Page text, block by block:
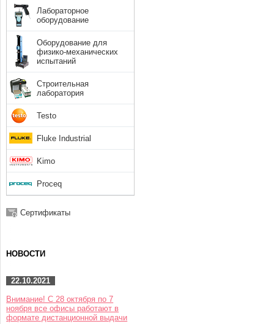
Лабораторное
оборудование
Оборудование для
физико-механических
испытаний
Строительная
лаборатория
Testo
Fluke Industrial
Kimo
Proceq
Сертификаты
НОВОСТИ
22.10.2021
Внимание! С 28 октября по 7
ноября все офисы работают в
формате дистанционной выдачи